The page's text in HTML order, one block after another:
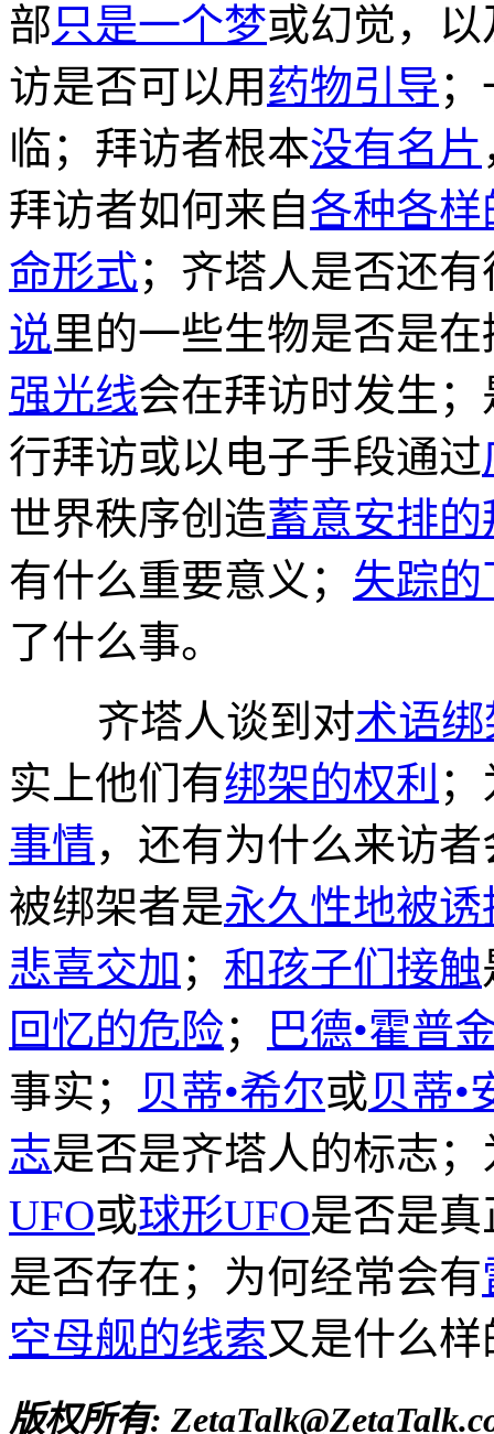
部只是一个梦或幻觉，
访是否可以用 药物引导
临；拜访者根本没有名片
拜访者如何来自各种各样
命形式；齐塔人是否还有
说里的一些生物是否是
强光线会在拜访时发生
行拜访或以电子手段通过
世界秩序创造蓄意安排的
有什么重要意义； 失踪
了什么事。
齐塔人谈到对术语绑
实上他们有绑架的权利
事情，还有为什么来访者
被绑架者是永久性地被诱
悲喜交加 ； 和孩子们接触
回忆的危险；
巴德•霍普
事实；
贝蒂•希尔或贝蒂•
志是否是齐塔人的标志
UFO或球形UFO是否是
是否存在；为何经常会有
空母舰的线索又是什么样
版权所有: